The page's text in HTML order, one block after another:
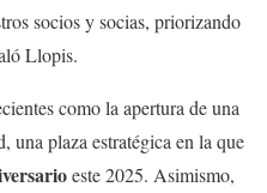
socios y socias, priorizando
Llopis.
como la apertura de una
una plaza estratégica en la que
este 2025. Asimismo,